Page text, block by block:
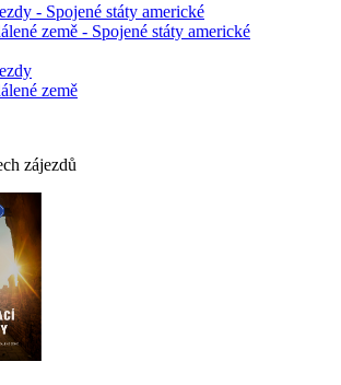
- Spojené státy americké
země - Spojené státy americké
země
zájezdů